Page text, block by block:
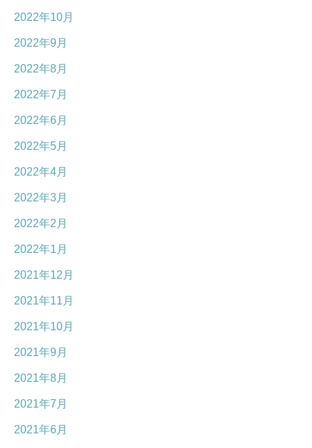
2022年10月
2022年9月
2022年8月
2022年7月
2022年6月
2022年5月
2022年4月
2022年3月
2022年2月
2022年1月
2021年12月
2021年11月
2021年10月
2021年9月
2021年8月
2021年7月
2021年6月